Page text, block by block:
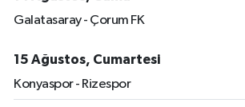
Galatasaray - Çorum FK
15 Ağustos, Cumartesi
Konyaspor - Rizespor